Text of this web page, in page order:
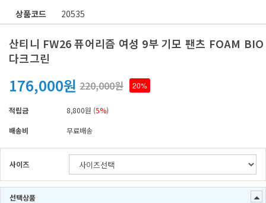
상품코드 20535
산티니 FW26 퓨어리즘 여성 9부 기모 팬츠 FOAM BIO
다크그린
176,000원 220,000원 20%
적립금 8,800원 (5%)
배송비
무료배송
사이즈
선택상품